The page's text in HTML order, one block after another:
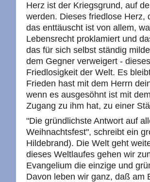
Herz ist der Kriegsgrund, auf
werden. Dieses friedlose Herz,
das enttäuscht ist von allem,
Lebensrecht proklamiert und
das für sich selbst ständig
dem Gegner verweigert -
Friedlosigkeit der Welt. Es
Frieden hast mit dem Herrn
wenn es ausgesöhnt ist mit
Zugang zu ihm hat, zu einer
"Die gründlichste Antwort auf
Weihnachtsfest", schreibt ein
Hildebrand). Die Welt geht
dieses Weltlaufes gehen wir
Evangelium die einzige und
Davon leben wir ganz, daß am